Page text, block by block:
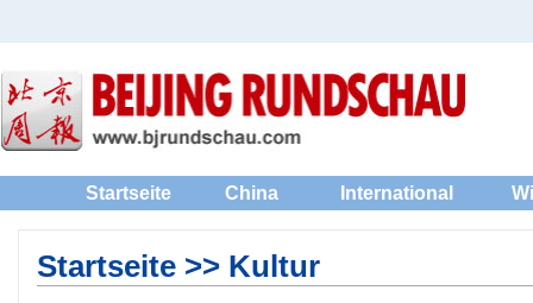
Startseite China International
Startseite>> Kultur